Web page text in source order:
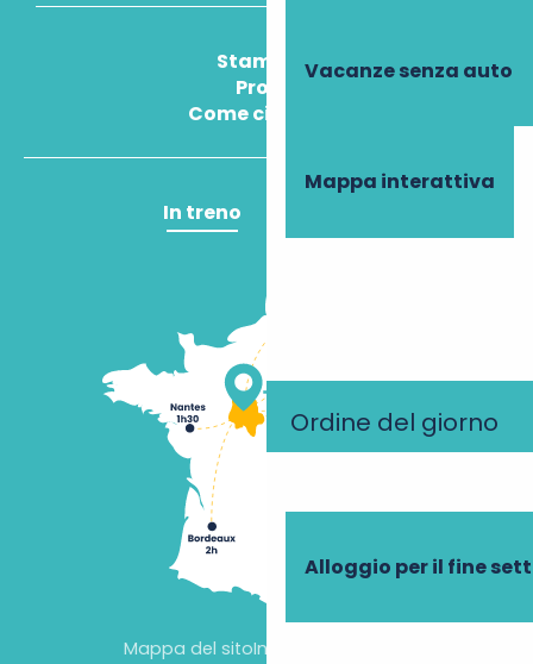
Vacanze senza auto
Mappa interattiva
Ordine del giorno
Alloggio per il fine
Stampa
Pros
Come ci arrivo?
In treno
Mappa del sitoInformazioni legali